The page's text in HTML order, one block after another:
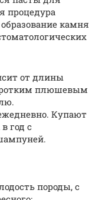
процедура
камня
от длины
плюшевым
Купают
год с
породы, с